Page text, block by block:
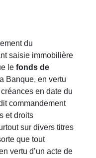
du
saisie immobilière
lefonds de
Banque, en vertu
en date du
commandement
et droits
sur divers titres
que tout
vertu d’un acte de